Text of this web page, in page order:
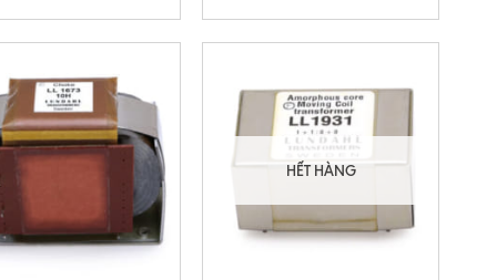
HẾT HÀNG